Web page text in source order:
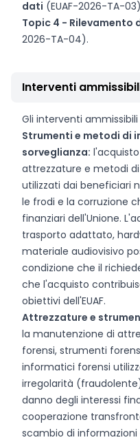
dati (EUAF-2026-TA-
Topic 4 - Rilevamento
2026-TA-04).
Interventi
Gli interventi
Strumenti e metodi di
sorveglianza:
attrezzature e metodi
utilizzati dai beneficiari
le frodi e la corruzione
finanziari dell'Unione.
trasporto adattato,
materiale audiovisivo
condizione che il
che l'acquisto
obiettivi dell'EUAF.
Attrezzature e
la manutenzione di
forensi, strumenti
informatici forensi
irregolarità
danno degli interessi
cooperazione
scambio di